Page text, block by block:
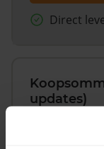
Direct
updates)